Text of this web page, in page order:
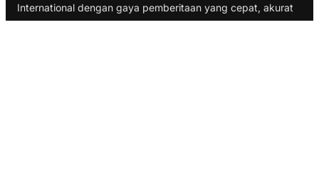
International dengan gaya pemberitaan yang cepat, akurat
dan terpercaya